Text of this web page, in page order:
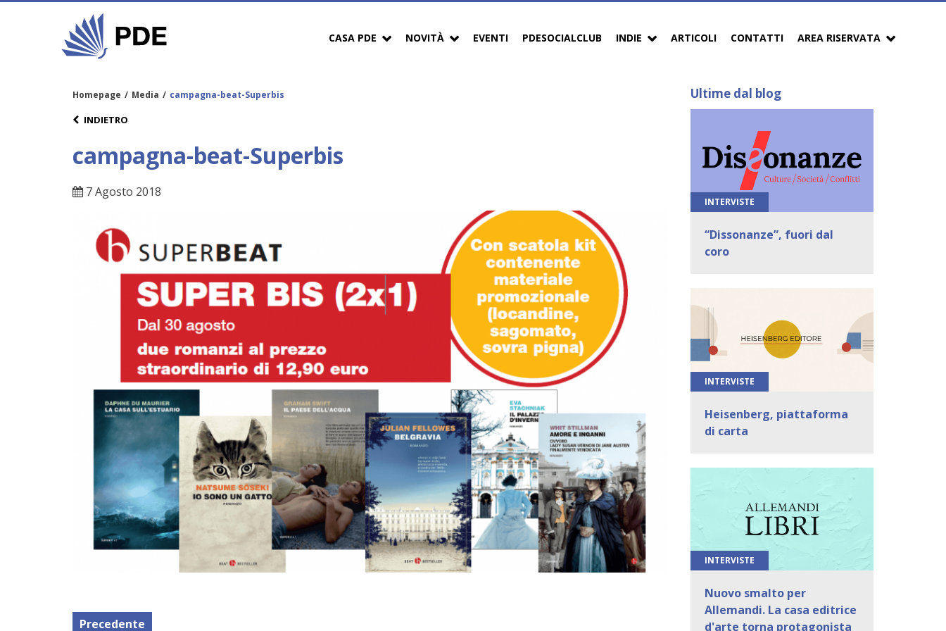
CASA PDE NOVITÀ EVENTI PDESOCIALCLUB INDIE ARTICOLI CONTATTI AREA RISERVATA
Homepage / Media / campagna-beat-Superbis
INDIETRO
campagna-beat-Superbis
7 Agosto 2018
Precedente
Ultime dal blog
INTERVISTE
“Dissonanze”, fuori dal
coro
INTERVISTE
Heisenberg, piattaforma
di carta
INTERVISTE
Nuovo smalto per
Allemandi. La casa editrice
d'arte torna protagonista